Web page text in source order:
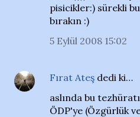
pisicikler:) sürekli
bırakın :)
5 Eylül 2008 15:02
Fırat Ateş dedi ki…
aslında bu
ÖDP'ye (Özgürlük